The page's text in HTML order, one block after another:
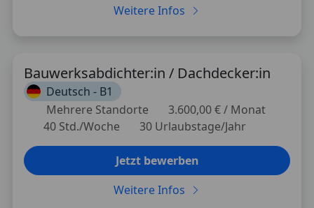
Weitere Infos
Bauwerksabdichter:in / Dachdecker:in
Deutsch - B1
Mehrere Standorte
3.600,00 € / Monat
40 Std./Woche
30 Urlaubstage/Jahr
Jetzt bewerben
Weitere Infos